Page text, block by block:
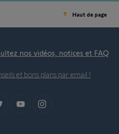
Haut de page
nos vidéos, notices et FAQ
et bons plans par email !